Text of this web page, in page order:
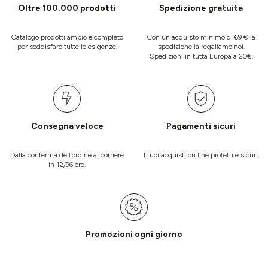
Oltre 100.000 prodotti
Catalogo prodotti ampio e completo
per soddisfare tutte le esigenze.
Spedizione gratuita
Con un acquisto minimo di 69 € la
spedizione la regaliamo noi.
Spedizioni in tutta Europa a 20€.
Consegna veloce
Dalla conferma dell’ordine al corriere
in 12/96 ore.
Pagamenti sicuri
I tuoi acquisti on line protetti e sicuri.
Promozioni ogni giorno